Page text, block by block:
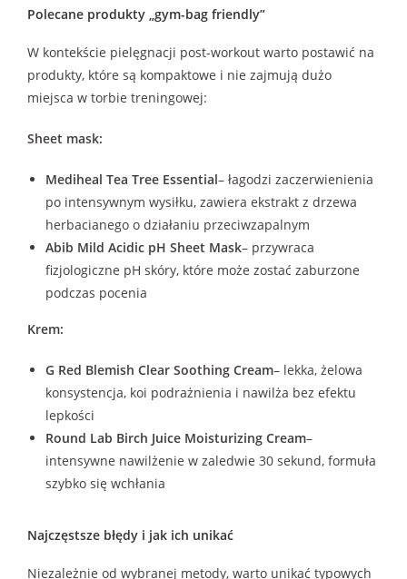
Polecane produkty „gym-bag friendly”
W kontekście pielęgnacji post-workout warto postawić na
produkty, które są kompaktowe i nie zajmują dużo
miejsca w torbie treningowej:
Sheet mask:
Mediheal Tea Tree Essential– łagodzi zaczerwienienia
po intensywnym wysiłku, zawiera ekstrakt z drzewa
herbacianego o działaniu przeciwzapalnym
Abib Mild Acidic pH Sheet Mask– przywraca
fizjologiczne pH skóry, które może zostać zaburzone
podczas pocenia
Krem:
G Red Blemish Clear Soothing Cream– lekka, żelowa
konsystencja, koi podrażnienia i nawilża bez efektu
lepkości
Round Lab Birch Juice Moisturizing Cream–
intensywne nawilżenie w zaledwie 30 sekund, formuła
szybko się wchłania
Najczęstsze błędy i jak ich unikać
Niezależnie od wybranej metody, warto unikać typowych